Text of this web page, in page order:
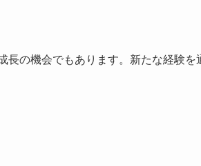
長の機会でもあります。新たな経験を